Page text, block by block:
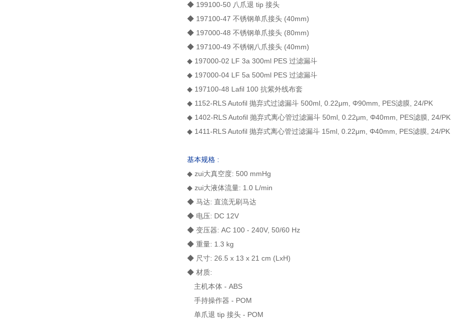
◆ 199100-50 八爪退 tip 接头
◆ 197100-47 不锈钢单爪接头 (40mm)
◆ 197000-48 不锈钢单爪接头 (80mm)
◆ 197100-49 不锈钢八爪接头 (40mm)
◆ 197000-02 LF 3a 300ml PES 过滤漏斗
◆ 197000-04 LF 5a 500ml PES 过滤漏斗
◆ 197100-48 Lafil 100 抗紫外线布套
◆ 1152-RLS Autofil 抛弃式过滤漏斗 500ml, 0.22μm, Φ90mm, PES滤膜, 24/PK
◆ 1402-RLS Autofil 抛弃式离心管过滤漏斗 50ml, 0.22μm, Φ40mm, PES滤膜, 24/PK
◆ 1411-RLS Autofil 抛弃式离心管过滤漏斗 15ml, 0.22μm, Φ40mm, PES滤膜, 24/PK
基本规格 :
◆ zui大真空度: 500 mmHg
◆ zui大液体流量: 1.0 L/min
◆ 马达: 直流无刷马达
◆ 电压: DC 12V
◆ 变压器: AC 100 - 240V, 50/60 Hz
◆ 重量: 1.3 kg
◆ 尺寸: 26.5 x 13 x 21 cm (LxH)
◆ 材质:
主机本体 - ABS
手持操作器 - POM
单爪退 tip 接头 - POM